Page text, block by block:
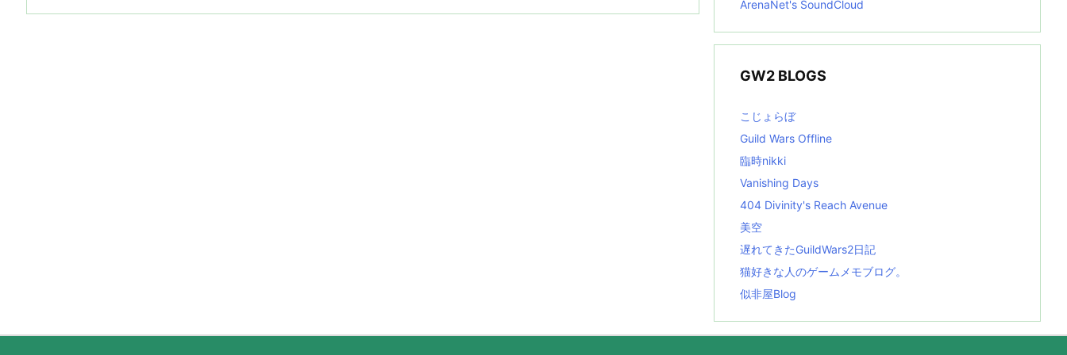
ArenaNet's SoundCloud
GW2 BLOGS
こじょらぼ
Guild Wars Offline
臨時nikki
Vanishing Days
404 Divinity's Reach Avenue
美空
遅れてきたGuildWars2日記
猫好きな人のゲームメモブログ。
似非屋Blog